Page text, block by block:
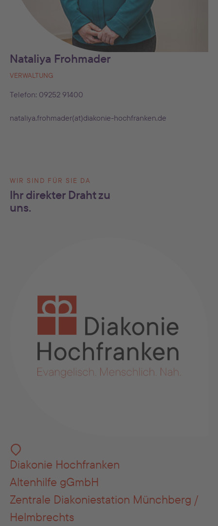
Nataliya Frohmader
VERWALTUNG
Telefon: 09252 91400
nataliya.frohmader(at)diakonie-hochfranken.de
WIR SIND FÜR SIE DA
Ihr direkter Draht zu
uns.
Diakonie Hochfranken
Altenhilfe gGmbH
Zentrale Diakoniestation Münchberg /
Helmbrechts